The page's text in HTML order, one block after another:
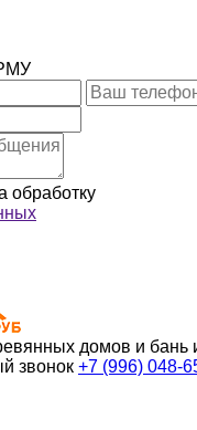
обработку
домов и бань
звонок +7 (996) 048-